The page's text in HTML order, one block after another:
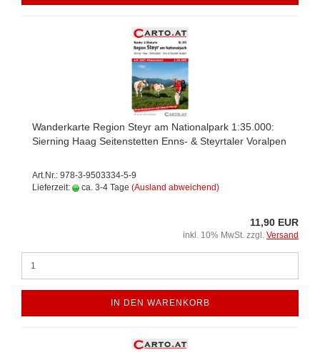
Wanderkarte Region Steyr am Nationalpark 1:35.000:
Sierning Haag Seitenstetten Enns- & Steyrtaler Voralpen
Art.Nr.: 978-3-9503334-5-9
Lieferzeit:
ca. 3-4 Tage (Ausland abweichend)
11,90 EUR
inkl. 10% MwSt. zzgl. Versand
IN DEN WARENKORB